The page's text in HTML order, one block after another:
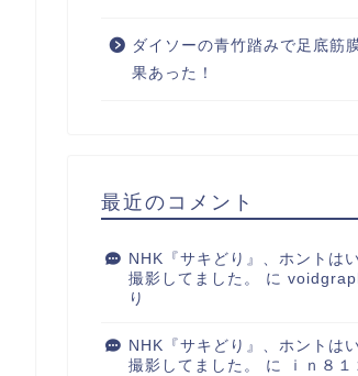
ダイソーの青竹踏みで足底筋
果あった！
最近のコメント
NHK『サキどり』、ホントは
撮影してました。
に
り
NHK『サキどり』、ホントは
撮影してました。
に
ｉｎ８１